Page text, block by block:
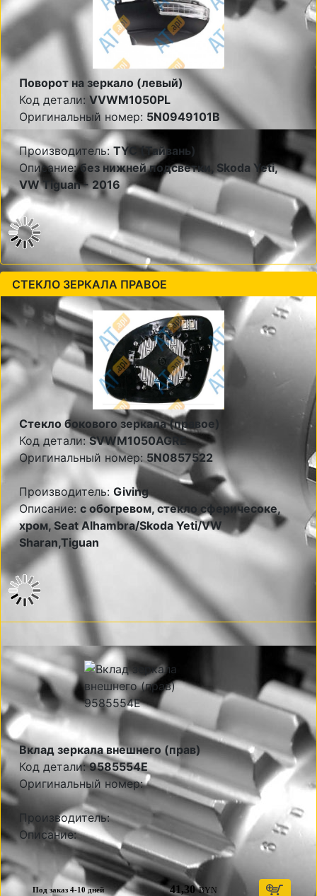
Поворот на зеркало (левый)
Код детали: VVWM1050PL
Оригинальный номер: 5N0949101B
Производитель:TYC (Тайвань)
Описание:без нижней подсветки, Skoda Yeti,
VW Tiguan - 2016
СТЕКЛО ЗЕРКАЛА ПРАВОЕ
Стекло бокового зеркала (правое)
Код детали:SVWM1050AGRE
Оригинальный номер: 5N0857522
Производитель: Giving
Описание: с обогревом, стекло сферичесоке,
хром, Seat Alhambra/Skoda Yeti/VW
Sharan,Tiguan
Вклад зеркала внешнего (прав)
Код детали:9585554E
Оригинальный номер:
Производитель:
Описание:
Под заказ 4-10 дней 41,30 BYN